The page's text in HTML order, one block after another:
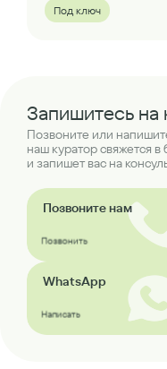
Под ключ
Запишитесь на
Позвоните или
наш куратор свяжется
и запишет вас на
Позвоните нам
Позвонить
WhatsApp
Написать